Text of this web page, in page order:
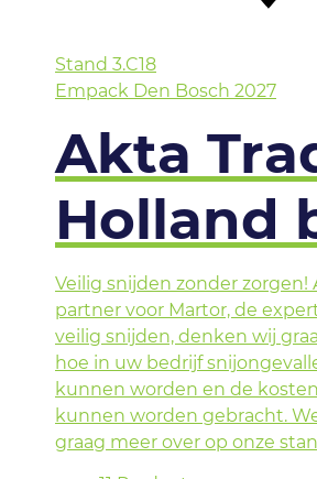
Stand 3.C18
Empack Den Bosch 2027
Akta
Holland
Veilig snijden zonder zorgen!
partner voor Martor, de
veilig snijden, denken wij
hoe in uw bedrijf
kunnen worden en de
kunnen worden gebracht.
graag meer over op onze